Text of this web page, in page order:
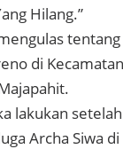
Hilang.”
di
lakukan
Archa Siwa